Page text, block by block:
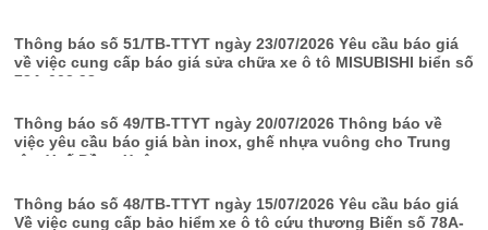
Thông báo số 51/TB-TTYT ngày 23/07/2026 Yêu cầu báo giá
về việc cung cấp báo giá sửa chữa xe ô tô MISUBISHI biển số
78A-002.98
Thông báo số 49/TB-TTYT ngày 20/07/2026 Thông báo về
việc yêu cầu báo giá bàn inox, ghế nhựa vuông cho Trung
tâm Y tế Đồng Xuân
Thông báo số 48/TB-TTYT ngày 15/07/2026 Yêu cầu báo giá
Về việc cung cấp bảo hiểm xe ô tô cứu thương Biến số 78A-